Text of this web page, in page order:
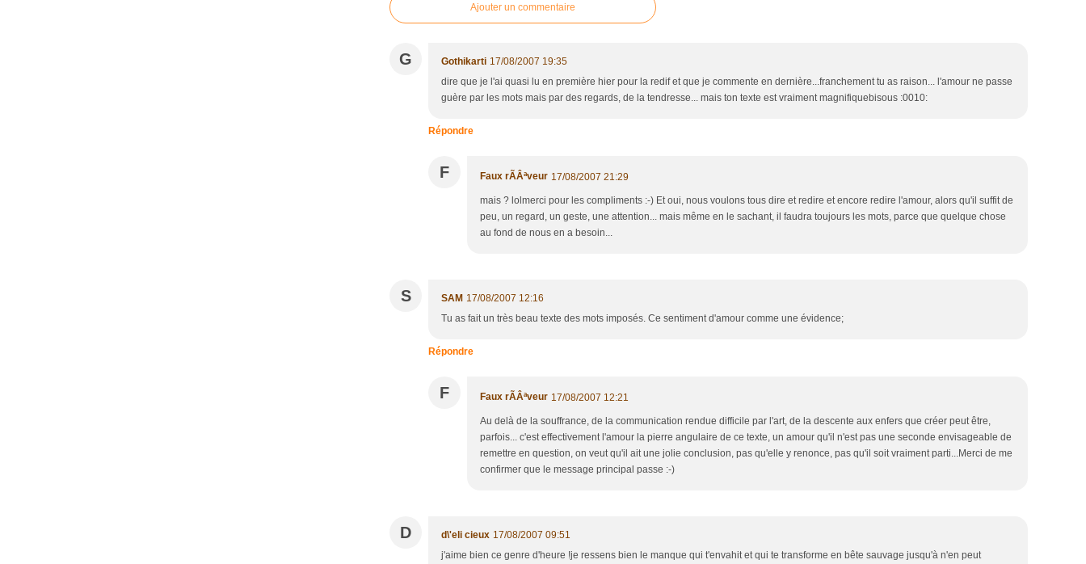
Ajouter un commentaire
G Gothikarti 17/08/2007 19:35
dire que je l'ai quasi lu en première hier pour la redif et que je commente en dernière...franchement tu as raison... l'amour ne passe
guère par les mots mais par des regards, de la tendresse... mais ton texte est vraiment magnifiquebisous :0010:
Répondre
F Faux rÃÂªveur 17/08/2007 21:29
mais ? lolmerci pour les compliments :-) Et oui, nous voulons tous dire et redire et encore redire l'amour, alors qu'il suffit de
peu, un regard, un geste, une attention... mais même en le sachant, il faudra toujours les mots, parce que quelque chose
au fond de nous en a besoin...
S SAM 17/08/2007 12:16
Tu as fait un très beau texte des mots imposés. Ce sentiment d'amour comme une évidence;
Répondre
F Faux rÃÂªveur 17/08/2007 12:21
Au delà de la souffrance, de la communication rendue difficile par l'art, de la descente aux enfers que créer peut être,
parfois... c'est effectivement l'amour la pierre angulaire de ce texte, un amour qu'il n'est pas une seconde envisageable de
remettre en question, on veut qu'il ait une jolie conclusion, pas qu'elle y renonce, pas qu'il soit vraiment parti...Merci de me
confirmer que le message principal passe :-)
D d\'eli cieux 17/08/2007 09:51
j'aime bien ce genre d'heure !je ressens bien le manque qui t'envahit et qui te transforme en bête sauvage jusqu'à n'en peut